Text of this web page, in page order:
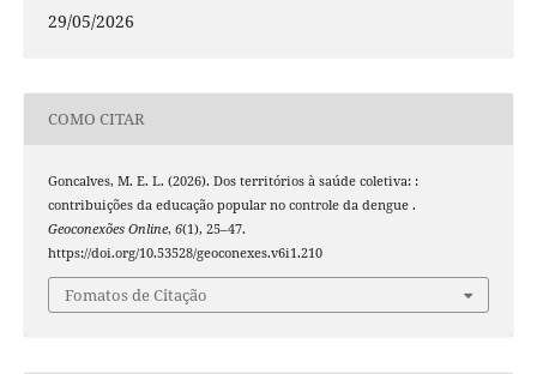
29/05/2026
COMO CITAR
Goncalves, M. E. L. (2026). Dos territórios à saúde coletiva: :
contribuições da educação popular no controle da dengue .
Geoconexões Online, 6(1), 25–47.
https://doi.org/10.53528/geoconexes.v6i1.210
Fomatos de Citação